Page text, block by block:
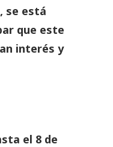
se está
que este
interés y
el 8 de